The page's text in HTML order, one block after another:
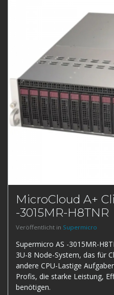
MicroCloud A+
-3015MR-H8TNR
Veröffentlicht in Supermicro
Supermicro AS -3015MR-
3U-8 Node-System, das für
andere CPU-Lastige
Profis, die starke Leistung,
benötigen.